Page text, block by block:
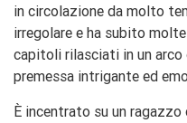
in circolazione da molto
irregolare e ha subito
capitoli rilasciati in un arco
premessa intrigante ed
È incentrato su un ragazzo